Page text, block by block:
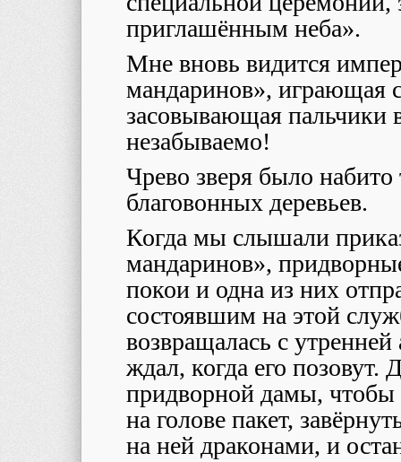
приглашённым неба».
Мне вновь видится
мандаринов», играющая
засовывающая пальчики
незабываемо!
Чрево зверя было
благовонных деревьев.
Когда мы слышали
мандаринов»,
покои и одна из них
состоявшим на этой
возвращалась с
ждал, когда его позовут.
придворной дамы, чтобы
на голове пакет,
на ней драконами, и